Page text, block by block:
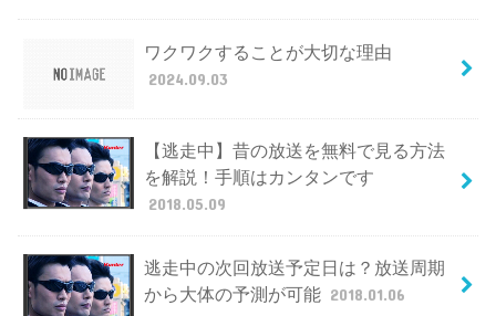
ワクワクすることが大切な理由
2024.09.03
【逃走中】昔の放送を無料で見る方法
を解説！手順はカンタンです
2018.05.09
逃走中の次回放送予定日は？放送周期
から大体の予測が可能 2018.01.06